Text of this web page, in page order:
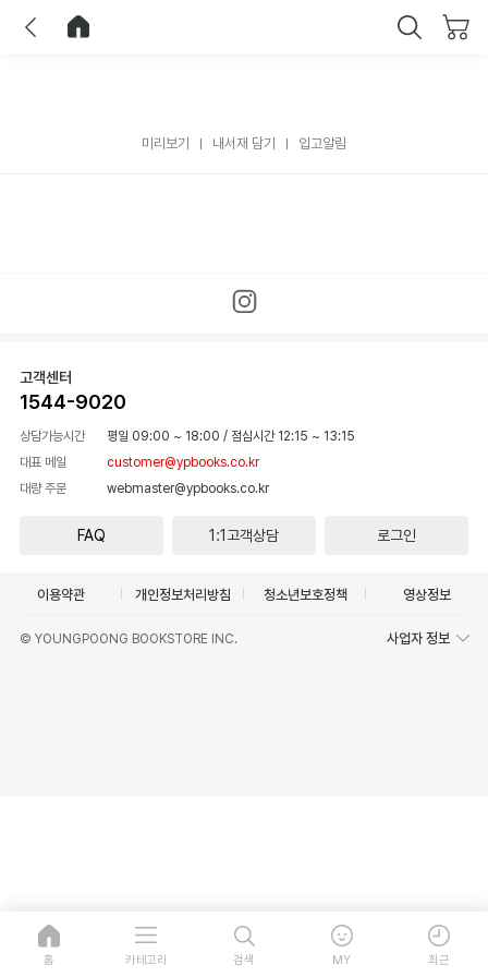
미리보기 내서재 담기 입고알림
고객센터
1544-9020
상담가능시간 평일 09:00 ~ 18:00 / 점심시간 12:15 ~ 13:15
대표 메일
customer@ypbooks.co.kr
대량 주문
webmaster@ypbooks.co.kr
FAQ 1:1고객상담 로그인
이용약관 개인정보처리방침 청소년보호정책 영상정보
© YOUNGPOONG BOOKSTORE INC. 사업자 정보
홈 카테고리 검색 MY 최근